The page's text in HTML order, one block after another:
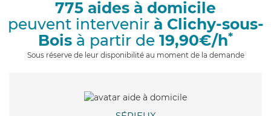
i
775 aides à domicile
peuvent intervenir à Clichy-sous-
Bois à partir de 19,90€/h*
Sous réserve de leur disponibilité au moment de la demande